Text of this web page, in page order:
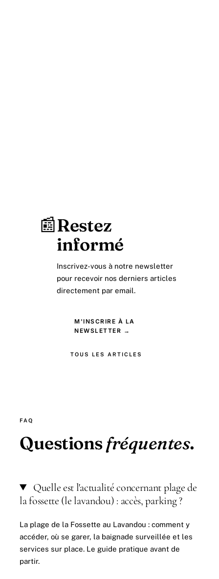
📰Restez
informé
Inscrivez-vous à notre newsletter
pour recevoir nos derniers articles
directement par email.
M'INSCRIRE À LA
NEWSLETTER →
TOUS LES ARTICLES
FAQ
Questionsfréquentes.
Quelle est l'actualité concernant plage de
la fossette (le lavandou) : accès, parking ?
La plage de la Fossette au Lavandou : comment y
accéder, où se garer, la baignade surveillée et les
services sur place. Le guide pratique avant de
partir.